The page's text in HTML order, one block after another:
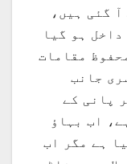
گئی ہیں،
داخل ہو گیا
مقامات
جانب
پانی کے
اب بہاؤ
آ گیا ہے مگر اب